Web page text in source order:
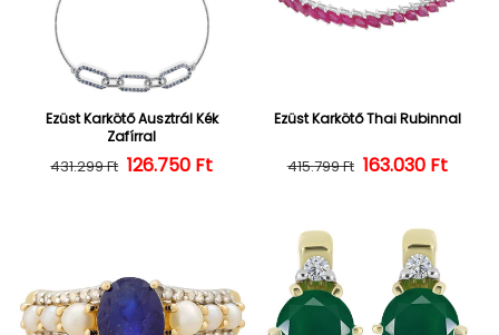
Ezüst Karkötő Ausztrál Kék
Zafírral
Normál ár
431.299 Ft Kedvezményes ár
126.750 Ft
Ezüst Karkötő Thai Rubinnal
Normál ár
415.799 Ft 163.030 Ft